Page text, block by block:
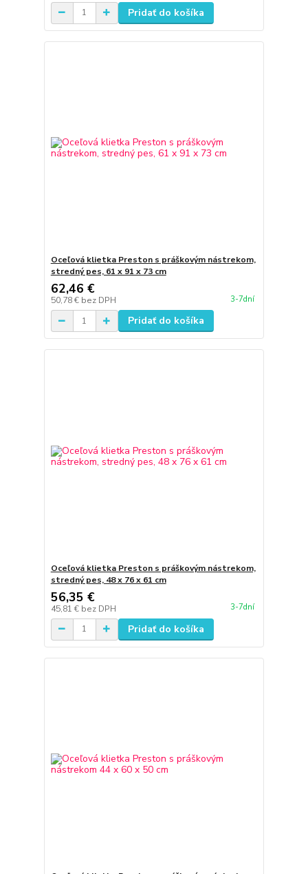
Pridať do košíka
Oceľová klietka Preston s práškovým nástrekom,
stredný pes, 61 x 91 x 73 cm
62,46 €
50,78 € bez DPH 3-7dní
Pridať do košíka
Oceľová klietka Preston s práškovým nástrekom,
stredný pes, 48 x 76 x 61 cm
56,35 €
45,81 € bez DPH 3-7dní
Pridať do košíka